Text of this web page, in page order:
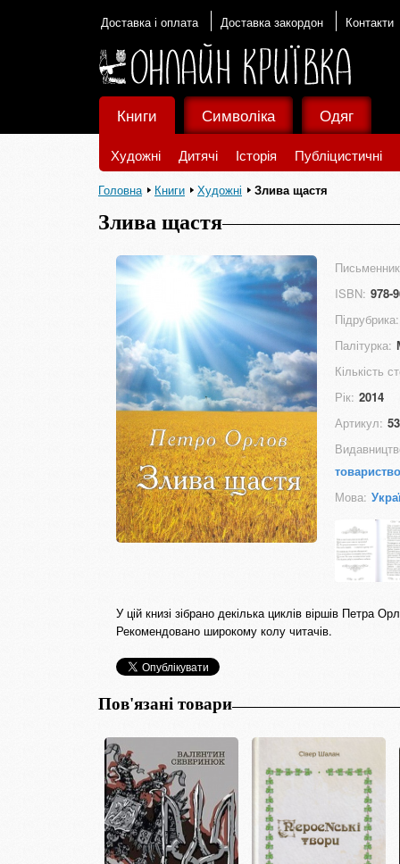
Доставка і оплата Доставка закордон Контакти
Книги
Художні Дитячі Історія Публіцистичні
Символіка Одяг
Головна Книги Художні Злива щастя
Злива щастя
ISBN: 978-
Підрубрика:
Палітурка:
Кількість
Рік: 2014
Артикул:
Мова:
У цій книзі зібрано декілька циклів віршів Петра
Рекомендовано широкому колу читачів.
Пов'язані товари